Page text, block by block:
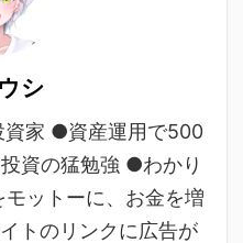
シ
家 ●資産運用で500
資の猛勉強 ●わかり
ットーに、お金を増
トのリンクに広告が